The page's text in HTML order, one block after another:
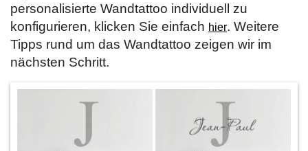
personalisierte Wandtattoo individuell zu
konfigurieren, klicken Sie einfach hier. Weitere
Tipps rund um das Wandtattoo zeigen wir im
nächsten Schritt.